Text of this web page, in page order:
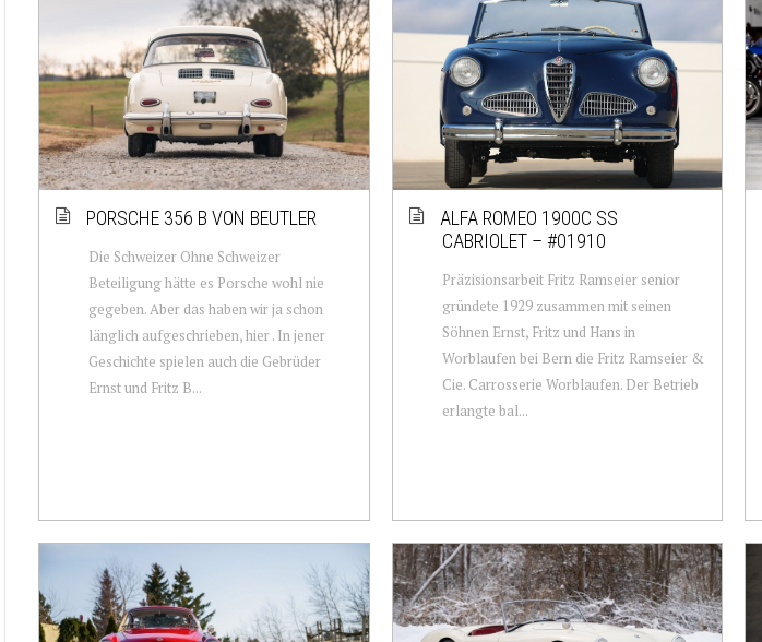
PORSCHE 356 B VON BEUTLER
Die Schweizer Ohne Schweizer
Beteiligung hätte es Porsche wohl nie
gegeben. Aber das haben wir ja schon
länglich aufgeschrieben, hier . In jener
Geschichte spielen auch die Gebrüder
Ernst und Fritz B...
ALFA ROMEO 1900C SS
CABRIOLET – #01910
Präzisionsarbeit Fritz Ramseier senior
gründete 1929 zusammen mit seinen
Söhnen Ernst, Fritz und Hans in
Worblaufen bei Bern die Fritz Ramseier &
Cie. Carrosserie Worblaufen. Der Betrieb
erlangte bal...